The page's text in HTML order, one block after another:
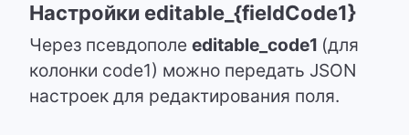
Настройки editable_{fieldCode1}
Через псевдополе editable_code1 (для
колонки code1) можно передать JSON
настроек для редактирования поля.